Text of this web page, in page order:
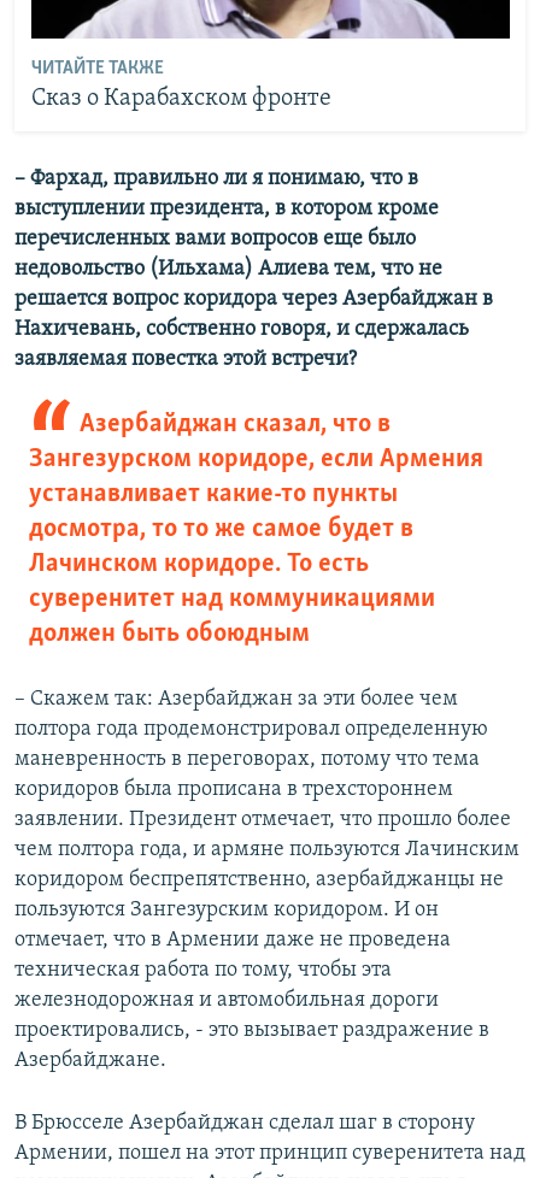
ЧИТАЙТЕ ТАКЖЕ
Сказ о Карабахском фронте
– Фархад, правильно ли я понимаю, что в
выступлении президента, в котором кроме
перечисленных вами вопросов еще было
недовольство (Ильхама) Алиева тем, что не
решается вопрос коридора через Азербайджан в
Нахичевань, собственно говоря, и сдержалась
заявляемая повестка этой встречи?
Азербайджан сказал, что в
Зангезурском коридоре, если Армения
устанавливает какие-то пункты
досмотра, то то же самое будет в
Лачинском коридоре. То есть
суверенитет над коммуникациями
должен быть обоюдным
– Скажем так: Азербайджан за эти более чем
полтора года продемонстрировал определенную
маневренность в переговорах, потому что тема
коридоров была прописана в трехстороннем
заявлении. Президент отмечает, что прошло более
чем полтора года, и армяне пользуются Лачинским
коридором беспрепятственно, азербайджанцы не
пользуются Зангезурским коридором. И он
отмечает, что в Армении даже не проведена
техническая работа по тому, чтобы эта
железнодорожная и автомобильная дороги
проектировались, - это вызывает раздражение в
Азербайджане.
В Брюсселе Азербайджан сделал шаг в сторону
Армении, пошел на этот принцип суверенитета над